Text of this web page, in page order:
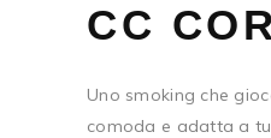
CC
Uno smoking che
comoda e adatta a